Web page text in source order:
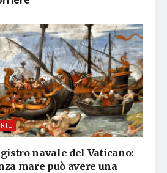
navale del Vaticano:
mare può avere una